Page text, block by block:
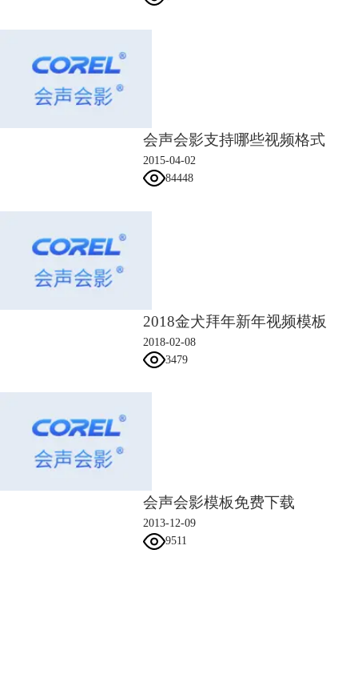
2）导入两个灰色的色块，右键设置自定义动作，调整他们的大小，由中
间向上下拉伸。关于自定义动作的使用，还可以参照：
作使用讲解。
图3：色块运动开场
3）把覆叠轨1的时间线拖动到最后一帧，快照一张，放在其后，并增加七
八条覆叠轨，依次添加素材图片并进行排版，分别设置他们的自定义动
会声会影支持哪些视频格式
2015-04-02
84448
2018金犬拜年新年视频模板
2018-02-08
3479
会声会影模板免费下载
2013-12-09
9511